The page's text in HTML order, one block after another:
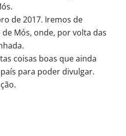
de 2017. Iremos de
Mós, onde, por volta das
coisas boas que ainda
para poder divulgar.